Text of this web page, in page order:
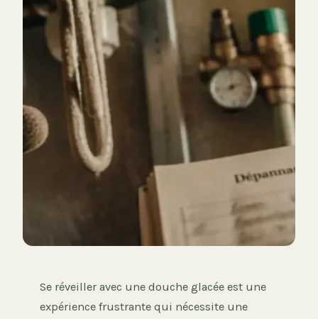
Se réveiller avec une douche glacée est une
expérience frustrante qui nécessite une